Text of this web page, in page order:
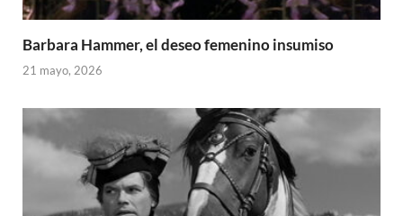
Barbara Hammer, el deseo femenino insumiso
21 mayo, 2026